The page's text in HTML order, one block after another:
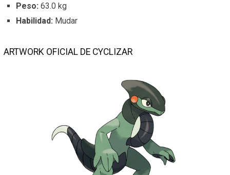
Peso: 63.0 kg
Habilidad: Mudar
ARTWORK OFICIAL DE CYCLIZAR